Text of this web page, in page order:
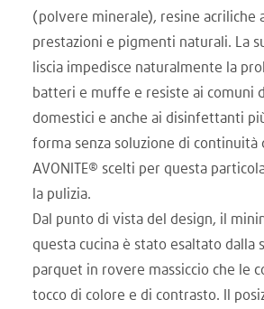
(polvere minerale), resine acriliche
prestazioni e pigmenti naturali. La
liscia impedisce naturalmente la
batteri e muffe e resiste ai comuni
domestici e anche ai disinfettanti
forma senza soluzione di continuità
AVONITE® scelti per questa
la pulizia.
Dal punto di vista del design, il
questa cucina è stato esaltato dalla
parquet in rovere massiccio che le
tocco di colore e di contrasto. Il